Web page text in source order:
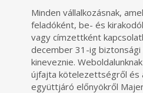
Minden vállalkozásnak,
feladóként, be- és
vagy címzettként
december 31-ig biztonsági
kineveznie.
újfajta kötelezettségről és
együttjáró előnyökről